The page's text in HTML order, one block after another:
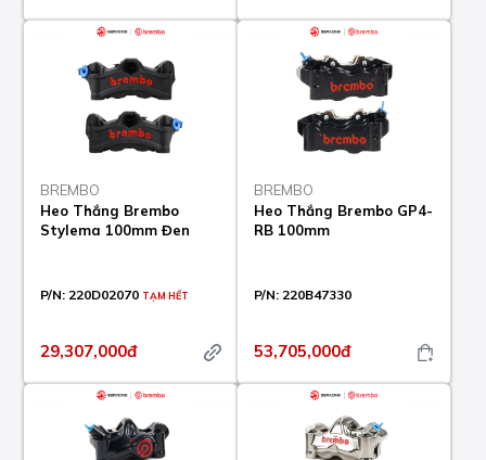
BREMBO
Heo Thắng Brembo
Stylema 100mm Đen
P/N: 220D02070 TẠM HẾT
29,307,000đ
BREMBO
Heo Thắng Brembo GP4-
RB 100mm
P/N: 220B47330
53,705,000đ